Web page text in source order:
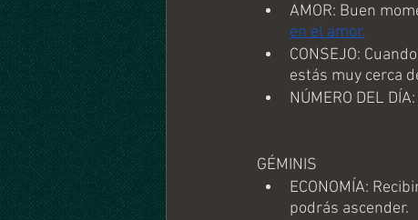
AMOR: Buen
en el amor.
CONSEJO:
estás muy cerca
NÚMERO DEL
GÉMINIS
ECONOMÍA:
podrás ascender.